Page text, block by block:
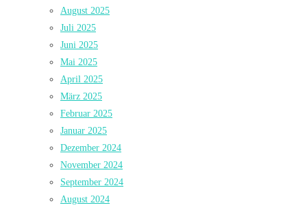
August 2025
Juli 2025
Juni 2025
Mai 2025
April 2025
März 2025
Februar 2025
Januar 2025
Dezember 2024
November 2024
September 2024
August 2024